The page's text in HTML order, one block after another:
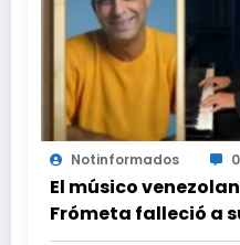
Notinformados 0
El músico
Frómeta falleció a